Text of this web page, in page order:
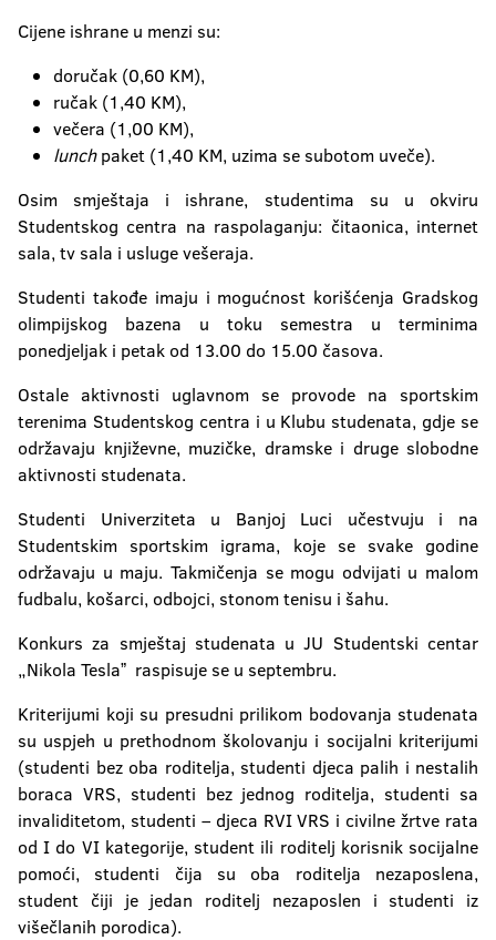
Aktuelno
eUpis
Cijene ishrane u menzi su:
doručak (0,60 KM),
ručak (1,40 KM),
večera (1,00 KM),
lunchpaket (1,40 KM, uzima se subotom uveče).
Osim smještaja i ishrane, studentima su u okviru
Studentskog centra na raspolaganju: čitaonica, internet
sala, tv sala i usluge vešeraja.
Studenti takođe imaju i mogućnost korišćenja Gradskog
olimpijskog bazena u toku semestra u terminima
ponedjeljak i petak od 13.00 do 15.00 časova.
Ostale aktivnosti uglavnom se provode na sportskim
terenima Studentskog centra i u Klubu studenata, gdje se
održavaju književne, muzičke, dramske i druge slobodne
aktivnosti studenata.
Studenti Univerziteta u Banjoj Luci učestvuju i na
Studentskim sportskim igrama, koje se svake godine
održavaju u maju. Takmičenja se mogu odvijati u malom
fudbalu, košarci, odbojci, stonom tenisu i šahu.
Konkurs za smještaj studenata u JU Studentski centar
„Nikola Teslaˮ raspisuje se u septembru.
Kriterijumi koji su presudni prilikom bodovanja studenata
su uspjeh u prethodnom školovanju i socijalni kriterijumi
(studenti bez oba roditelja, studenti djeca palih i nestalih
boraca VRS, studenti bez jednog roditelja, studenti sa
invaliditetom, studenti – djeca RVI VRS i civilne žrtve rata
od I do VI kategorije, student ili roditelj korisnik socijalne
pomoći, studenti čija su oba roditelja nezaposlena,
student čiji je jedan roditelj nezaposlen i studenti iz
višečlanih porodica).